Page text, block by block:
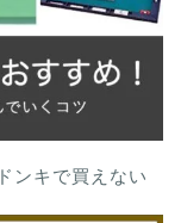
ンキで買えない